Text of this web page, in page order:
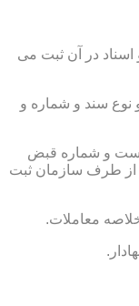
اسناد در آن ثبت می
نوع سند و شماره و
است و شماره قبض
از طرف سازمان ثبت